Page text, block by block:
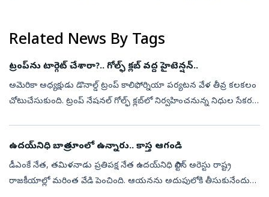
Related News By Tags
ట్రంప్‌ను టార్గెట్‌ చేశారా?.. గోల్ఫ్ క్లబ్‌ వద్ద హైటెన్షన్‌..
అమెరికా అధ్యక్షుడు డొనాల్డ్ ట్రంప్‌ కాలిఫోర్నియా పర్యటన వేళ తీవ్ర కలకలం
చోటుచేసుకుంది. ట్రంప్ నేషనల్ గోల్ఫ్ క్లబ్‌లో నిర్వహించనున్న నిధుల సేకరణ
ఉదయ్‌నిధి బాత్రూంలో ఉన్నారు.. కాస్త ఆగండి
డీఎంకే నేత, తమిళనాడు ప్రతిపక్ష నేత ఉదయ్‌నిధి స్టాలిన్‌ అరెస్టు రాష్ట్ర
రాజకీయాల్లో మరింత వేడి పెంచింది. ఆయనను అదుపులోకి తీసుకునేందుకు